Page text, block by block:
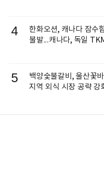
4
한화오션, 캐나다 잠수
불발...캐나다, 독일
5
백양숯불갈비, 울산꽃
지역 외식 시장 공략 강